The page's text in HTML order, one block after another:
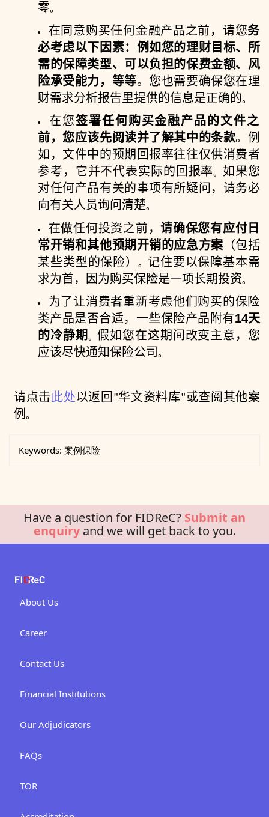
零。
在同意购买任何金融产品之前，请您务
必考虑以下因素：例如您的理财目标、所
需的保障类型、可以负担的保费金额、风
险承受能力，等等。您也需要确保您在理
财需求分析报告里提供的信息是正确的。
在您签署任何购买金融产品的文件之
前，您应该先阅读并了解其中的条款。例
如，文件中的预期回报率往往仅供消费者
参考，它并不代表实际的回报率。 如果您
对任何产品有关的事项有所疑问，请务必
向有关人员询问清楚。
在做任何投资之前，请确保您有应付日
常开销和其他预期开销的应急方案 （包括
某些类型的保险）。 记住要以保障基本需
求为首，因为购买保险是一项长期投资。
为了让消费者重新考虑他们购买的保险
类产品是否合适，一些保险产品附有14天
的冷静期。假如您在这期间改变主意，您
应该尽快通知保险公司 。
请点击此处以返回 "华文资料库"或查阅其他案
例 。
Keywords: 案例保险
Have a question for FIDReC? Submit an
enquiryand we will get back to you.
About Us
Career
Contact Us
Financial Institutions
Our Adjudicators
FAQs
TOR